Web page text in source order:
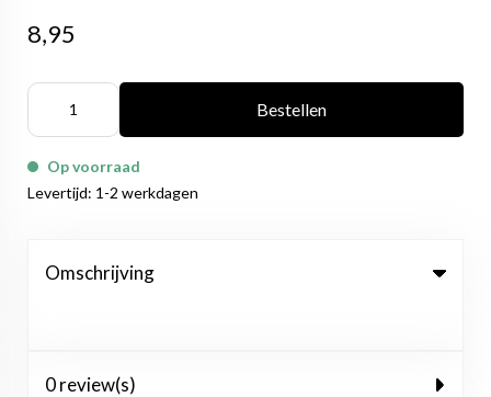
8,95
Bestellen
Op voorraad
Levertijd: 1-2 werkdagen
Omschrijving
0 review(s)